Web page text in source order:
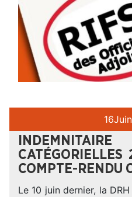
16
COMPTE-RENDU
Le 10 juin dernier, la